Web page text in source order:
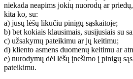
niekada neapims jokių nuorodų ar
kita ko, su:
a) jūsų lėšų likučiu pinigų sąskaitoje;
b) bet kokiais klausimais, susijusiais su
c) užsakymų pateikimu ar jų keitimu;
d) kliento asmens duomenų keitimu ar
e) nurodymų dėl lėšų įnešimo į pinigų
pateikimu.